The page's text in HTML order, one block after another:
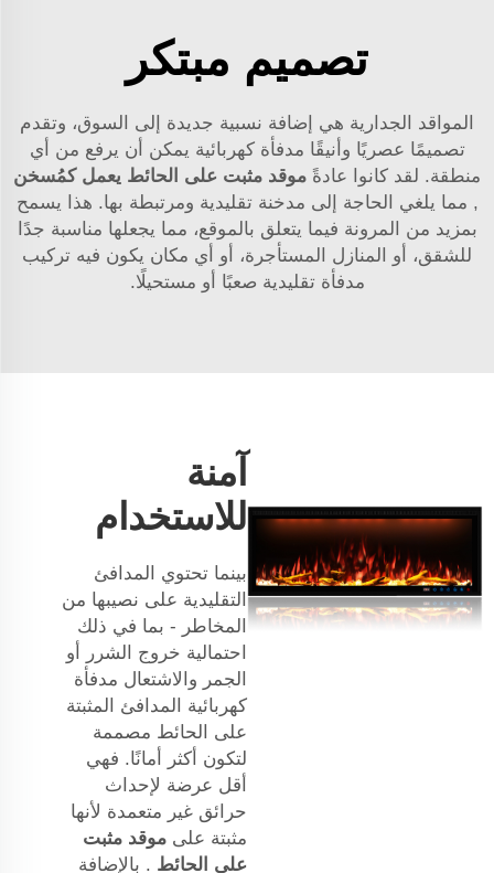
تصميم مبتكر
المواقد الجدارية هي إضافة نسبية جديدة إلى السوق، وتقدم
تصميمًا عصريًا وأنيقًا مدفأة كهربائية يمكن أن يرفع من أي
منطقة. لقد كانوا عادةً موقد مثبت على الحائط يعمل كمُسخن
, مما يلغي الحاجة إلى مدخنة تقليدية ومرتبطة بها. هذا يسمح
بمزيد من المرونة فيما يتعلق بالموقع، مما يجعلها مناسبة جدًا
للشقق، أو المنازل المستأجرة، أو أي مكان يكون فيه تركيب
مدفأة تقليدية صعبًا أو مستحيلًا.
آمنة
للاستخدام
بينما تحتوي المدافئ
التقليدية على نصيبها من
المخاطر - بما في ذلك
احتمالية خروج الشرر أو
الجمر والاشتعال مدفأة
كهربائية
المدافئ المثبتة
على الحائط مصممة
لتكون أكثر أمانًا. فهي
أقل عرضة لإحداث
حرائق غير متعمدة لأنها
مثبتة على موقد مثبت
على الحائط . بالإضافة